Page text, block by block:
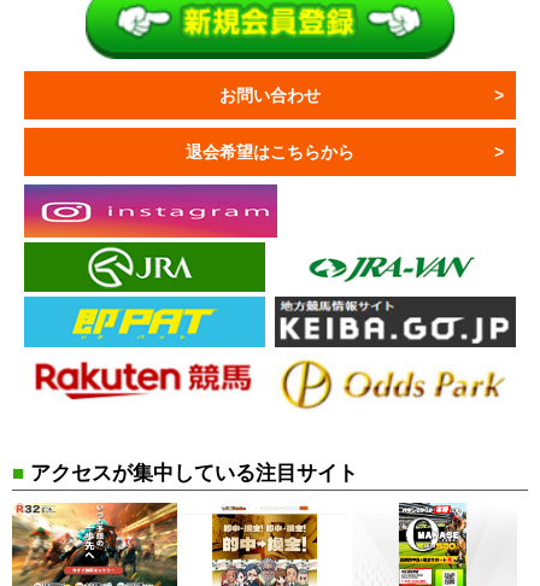
お問い合わせ
退会希望はこちらから
■ アクセスが集中している注目サイト